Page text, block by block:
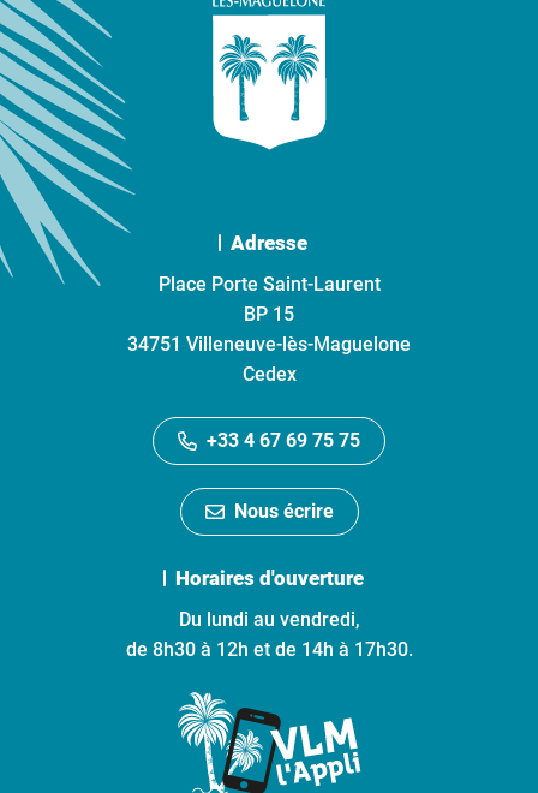
Adresse
Place Porte Saint-Laurent
BP 15
34751 Villeneuve-lès-Maguelone
Cedex
+33 4 67 69 75 75
Nous écrire
Horaires d'ouverture
Du lundi au vendredi,
de 8h30 à 12h et de 14h à 17h30.